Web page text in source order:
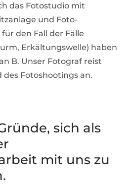
das Fotostudio mit
und Foto-
den Fall der Fälle
Erkältungswelle) haben
B. Unser Fotograf reist
des Fotoshootings an.
sich als
mit uns zu